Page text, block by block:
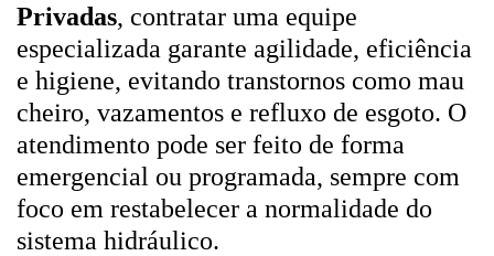
Privadas, contratar uma equipe
especializada garante agilidade, eficiência
e higiene, evitando transtornos como mau
cheiro, vazamentos e refluxo de esgoto. O
atendimento pode ser feito de forma
emergencial ou programada, sempre com
foco em restabelecer a normalidade do
sistema hidráulico.